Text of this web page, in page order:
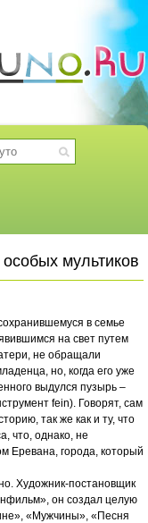
мультиков
в семье
на свет путем
не обращали
но, когда его уже
выдулся пузырь –
fein). Говорят, сам
так же как и ту, что
что, однако, не
Еревана, города, который
Художник-постановщик
он создал целую
«Мужчины», «Песня